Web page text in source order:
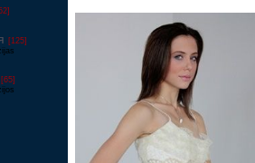
[125]
[65]